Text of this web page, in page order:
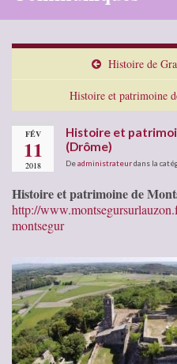
Histoire de
Histoire et patrimoine
FÉV
11
2018
Histoire et
(Drôme)
Deadministrateurdans la
Histoire et patrimoine de
http://
montsegur